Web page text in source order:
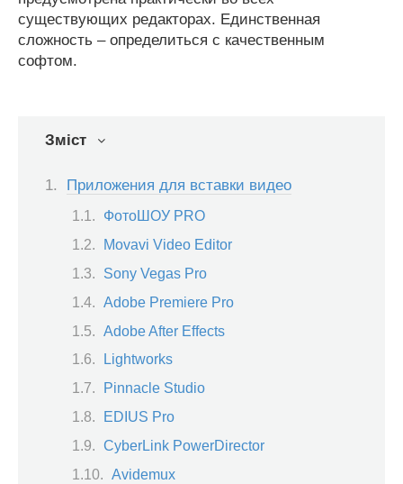
существующих редакторах. Единственная
сложность – определиться с качественным
софтом.
Зміст
Приложения для вставки видео
ФотоШОУ PRO
Movavi Video Editor
Sony Vegas Pro
Adobe Premiere Pro
Adobe After Effects
Lightworks
Pinnacle Studio
EDIUS Pro
CyberLink PowerDirector
Avidemux